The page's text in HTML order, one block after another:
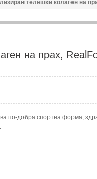
телешки колаген на
на прах,
по-добра спортна форма,